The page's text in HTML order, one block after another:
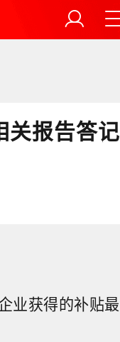
关报告答记
业获得的补贴最